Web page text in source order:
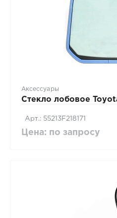
Аксессуары
Стекло лобовое
Арт.: 55213F218171
Цена: по запросу